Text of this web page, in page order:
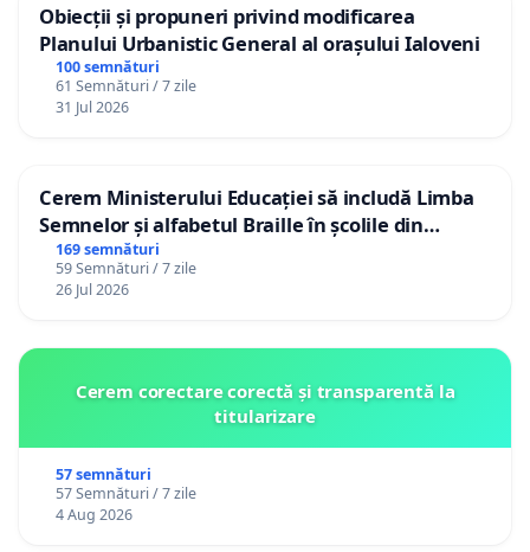
Obiecții și propuneri privind modificarea
Planului Urbanistic General al orașului Ialoveni
100 semnături
61 Semnături / 7 zile
31 Jul 2026
Cerem Ministerului Educației să includă Limba
Semnelor și alfabetul Braille în școlile din
Republica Moldova!
169 semnături
59 Semnături / 7 zile
26 Jul 2026
Cerem corectare corectă și transparentă la
titularizare
57 semnături
57 Semnături / 7 zile
4 Aug 2026